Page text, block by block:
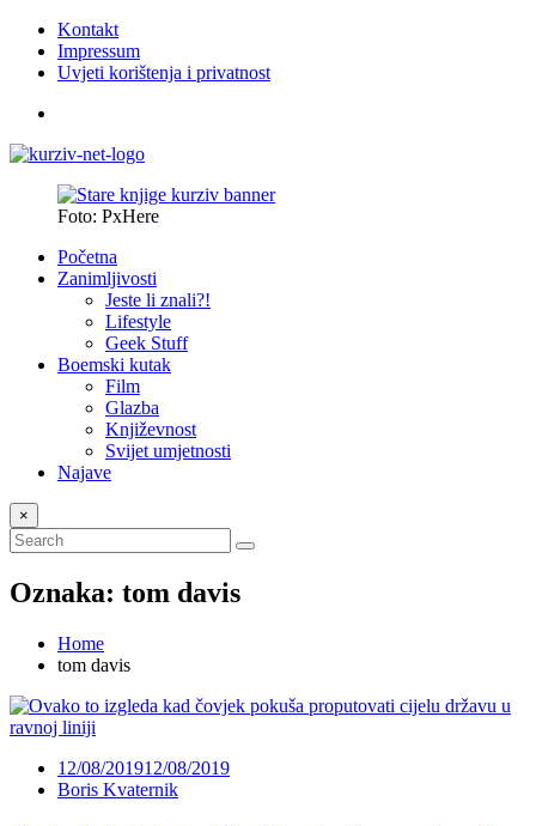
Kontakt
Impressum
Uvjeti korištenja i privatnost
Foto: PxHere
Početna
Zanimljivosti
Jeste li znali?!
Lifestyle
Geek Stuff
Boemski kutak
Film
Glazba
Književnost
Svijet umjetnosti
Najave
×
Oznaka: tom davis
Home
tom davis
12/08/201912/08/2019
Boris Kvaternik